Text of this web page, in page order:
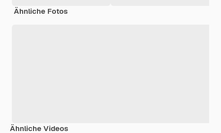
Ähnliche Fotos
Ähnliche Videos